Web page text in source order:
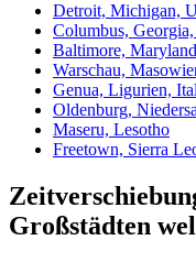
Detroit, Michigan,
Columbus,
Baltimore,
Warschau,
Genua, Ligurien,
Oldenburg,
Maseru, Lesotho
Freetown, Sierra
Großstädten